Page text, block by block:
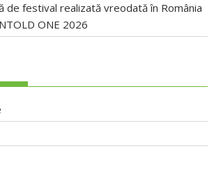
de festival realizată vreodată în România
ONE 2026